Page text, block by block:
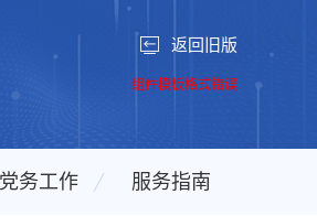
返回旧版
组件模板格式错误
党务工作 服务指南